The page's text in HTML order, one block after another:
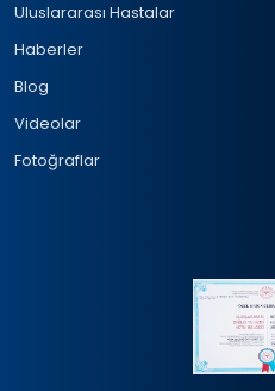
Uluslararası Hastalar
Haberler
Blog
Videolar
Fotoğraflar